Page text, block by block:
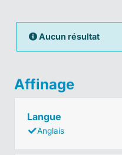
Aucun résultat
Affinage
Langue
Anglais